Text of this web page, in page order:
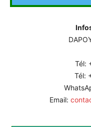
Tél:
Tél:
Email: